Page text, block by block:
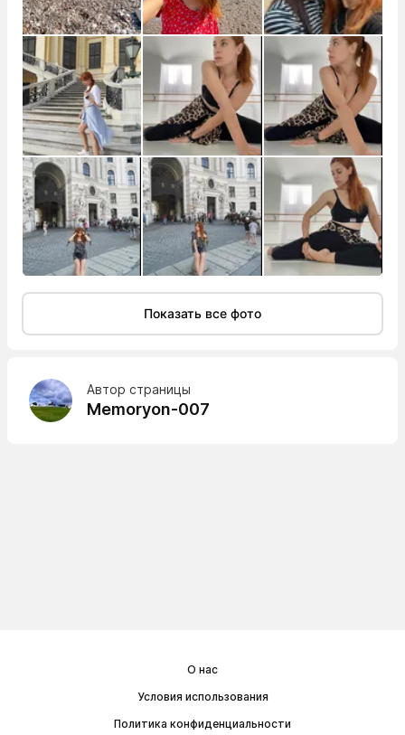
Показать все фото
Автор страницы
Memoryon-007
О нас
Условия использования
Политика конфиденциальности